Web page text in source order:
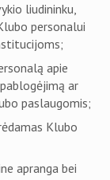
liudininku,
personalui
apie
ar
paslaugomis;
Klubo
apranga bei